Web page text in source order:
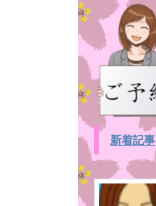
新着記事